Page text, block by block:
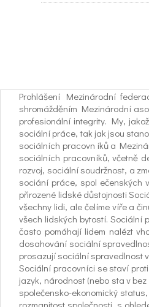
Prohlášení Mezinárodní
shromážděním Mezinárodní
profesionální integrity. My,
sociální práce, tak jak jsou
sociálních pracovn íků a
sociálních pracovníků, včetně
rozvoj, sociální soudržnost, a
sociání práce, spol ečenských
přirozené lidské důstojnosti
všechny lidi, ale čelíme víře a
všech lidských bytostí. Sociální
často pomáhají lidem nalézt
dosahování sociální
prosazují sociální spravedlnost
Sociální pracovníci se staví
jazyk, národnost (nebo sta v
společensko-ekonomický
rozmanitost společnosti, s